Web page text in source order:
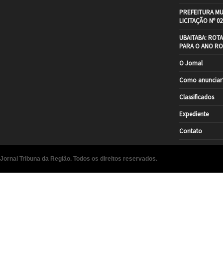
PREFEITURA
LICITAÇÃO Nº
UBAITABA:
PARA O ANO
O Jornal
Como
Classificados
Expediente
Contato
Jornal Tribuna da Região. Todos os direitos reservados.